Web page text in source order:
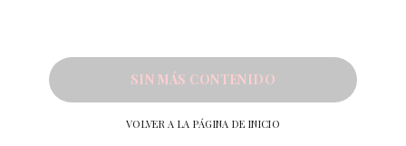
SIN MÁS CONTENIDO
VOLVER A LA PÁGINA DE INICIO